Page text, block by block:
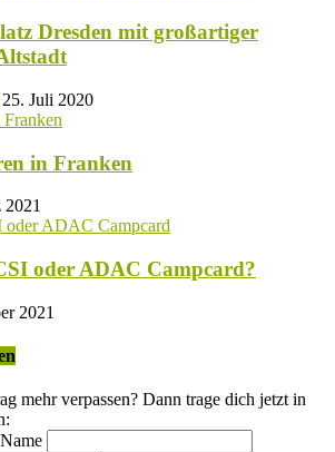
Dresden mit großartiger
25. Juli 2020
in Franken
oder ADAC Campcard?
2021
mehr verpassen? Dann trage dich jetzt in